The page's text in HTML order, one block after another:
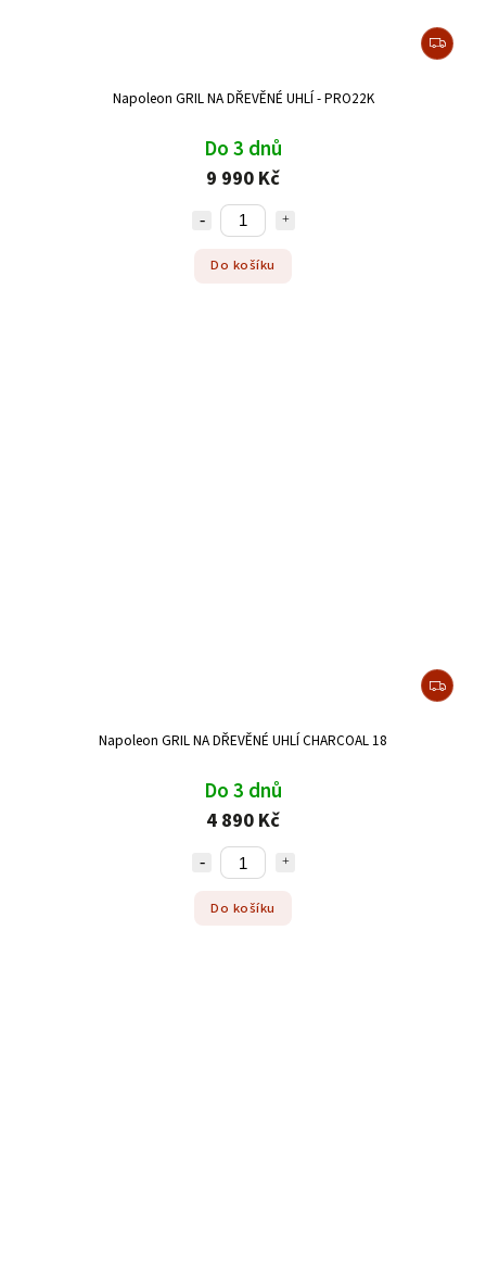
Napoleon GRIL NA DŘEVĚNÉ UHLÍ - PRO22K
Do 3 dnů
9 990 Kč
Do košíku
Napoleon GRIL NA DŘEVĚNÉ UHLÍ CHARCOAL 18
Do 3 dnů
4 890 Kč
Do košíku